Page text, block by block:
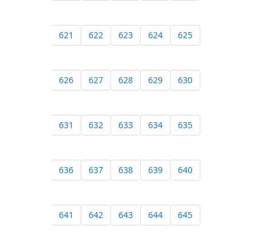
621 622 623 624 625
626 627 628 629 630
631 632 633 634 635
636 637 638 639 640
641 642 643 644 645